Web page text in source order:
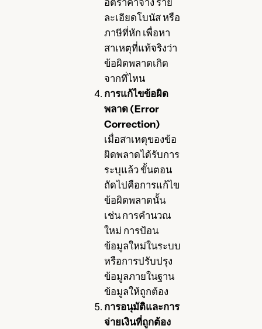
อัตราค่าจ้าง ราย
ละเอียดโบนัส หรือ
ภาษีที่หัก เพื่อหา
สาเหตุที่แท้จริงว่า
ข้อผิดพลาดเกิด
จากที่ไหน
การแก้ไขข้อผิด
พลาด (Error
Correction)
เมื่อสาเหตุของข้อ
ผิดพลาดได้รับการ
ระบุแล้ว ขั้นตอน
ถัดไปคือการแก้ไข
ข้อผิดพลาดนั้น
เช่น การคำนวณ
ใหม่ การป้อน
ข้อมูลใหม่ในระบบ
หรือการปรับปรุง
ข้อมูลภายในฐาน
ข้อมูลให้ถูกต้อง
การอนุมัติและการ
จ่ายเงินที่ถูกต้อง